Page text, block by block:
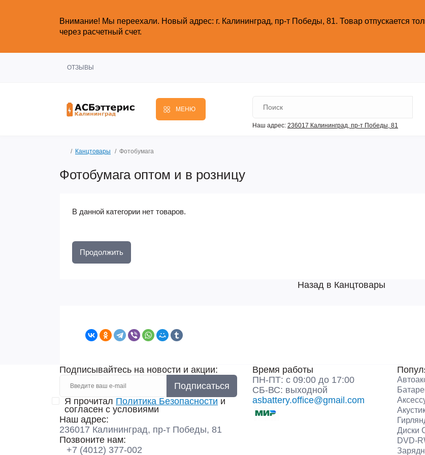
Внимание! Мы переехали. Новый адрес: г. Калининград, пр-т Победы, 81. Товар отпускается
через расчетный счет.
ОТЗЫВЫ
МЕНЮ
Наш адрес: 236017 Калининград,​ пр-т Победы, 81
Канцтовары Фотобумага
Фотобумага оптом и в розницу
В данной категории нет товаров.
Продолжить
Назад в Канцтовары
Подписывайтесь на новости и акции:
Подписаться
Я прочитал Политика Безопасности и
согласен с условиями
Наш адрес:
236017 Калининград,​ пр-т Победы, 81
Позвоните нам:
+7 (4012) 377-002
Время работы
ПН-ПТ: с 09:00 до 17:00
СБ-ВС: выходной
asbattery.office@gmail.com
Диски
DVD-